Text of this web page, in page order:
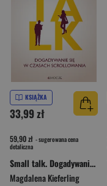
KSIĄŻKA
33,99 zł
59,90 zł - sugerowana cena
detaliczna
Small talk. Dogadywanie się w czasach scrollowania
Magdalena Kieferling